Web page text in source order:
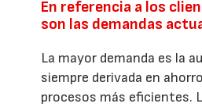
En referencia a los
son las demandas
La mayor demanda es la
siempre derivada en
procesos más eficientes.